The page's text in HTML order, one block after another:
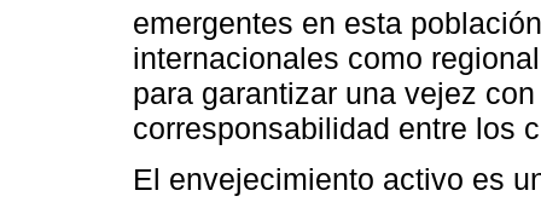
emergentes en esta
internacionales como
para garantizar una vejez
corresponsabilidad entre los
El envejecimiento activo es